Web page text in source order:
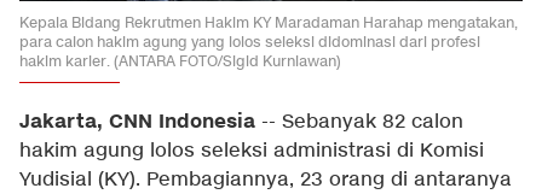
Kepala Bidang Rekrutmen Hakim KY Maradaman Harahap mengatakan,
para calon hakim agung yang lolos seleksi didominasi dari profesi
hakim karier. (ANTARA FOTO/Sigid Kurniawan)
Jakarta, CNN Indonesia -- Sebanyak 82 calon
hakim agung lolos seleksi administrasi di Komisi
Yudisial (KY). Pembagiannya, 23 orang di antaranya